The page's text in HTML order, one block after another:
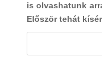
is olvashatunk
Először tehát